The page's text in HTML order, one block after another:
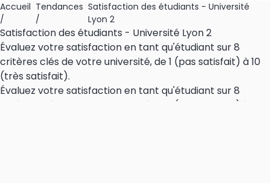
Accueil
/
Tendances
/
Satisfaction des étudiants - Université
Lyon 2
Satisfaction des étudiants - Université Lyon 2
Évaluez votre satisfaction en tant qu'étudiant sur 8
critères clés de votre université, de 1 (pas satisfait) à 10
(très satisfait).
Évaluez votre satisfaction en tant qu'étudiant sur 8
critères clés de votre université, de 1 (pas satisfait) à 10